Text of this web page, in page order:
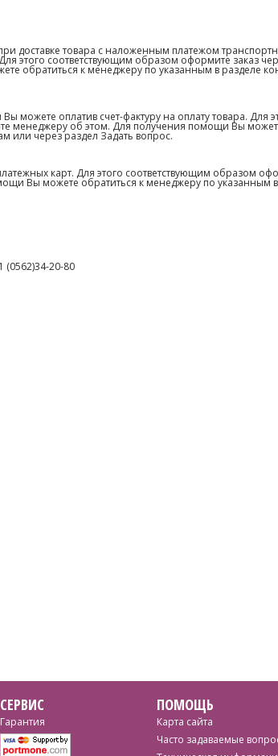
доставке товара с наложенным платежом
этого соответствующим образом оформите заказ
обратиться к менеджеру по указанным в разделе
можете оплатив счет-фактуру на оплату товара. Для
менеджеру об этом. Для получения помощи Вы
или через раздел Задать вопрос.
карт. Для этого соответствующим образом
Вы можете обратиться к менеджеру по указанным
(0562)34-20-80
СЕРВИС
Гарантия
ПОМОЩЬ
Карта сайта
Часто задаваемые